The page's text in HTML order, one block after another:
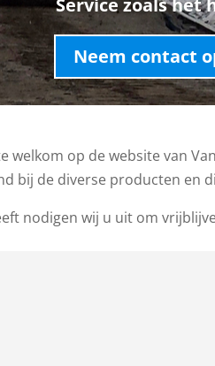
Service zoals het
Neem contact
welkom op de website van
bij de diverse producten en
nodigen wij u uit om